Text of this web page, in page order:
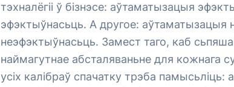
тэхналёгіі ў бізнэсе: аўтаматызацыя
эфэктыўнасьць. А другое: аўтаматызацыя
неэфэктыўнасьць. Замест таго, каб
наймагутнае абсталяваньне для кожнага
усіх калібраў спачатку трэба